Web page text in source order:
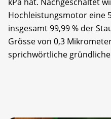
Hochleistungsmotor eine
insgesamt 99,99 % der
Grösse von 0,3
sprichwörtliche